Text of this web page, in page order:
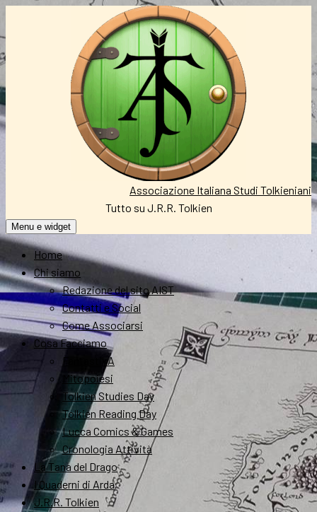
Associazione Italiana Studi Tolkieniani
Tutto su J.R.R. Tolkien
Menu e widget
Home
Chi siamo
Redazione del sito AIST
Contatti e Social
Come Associarsi
Cosa Facciamo
FantastikA
Mitopoiesi
Tolkien Studies Day
Tolkien Reading Day
Lucca Comics & Games
Cronologia Attività
La Tana del Drago
I Quaderni di Arda
J.R.R. Tolkien